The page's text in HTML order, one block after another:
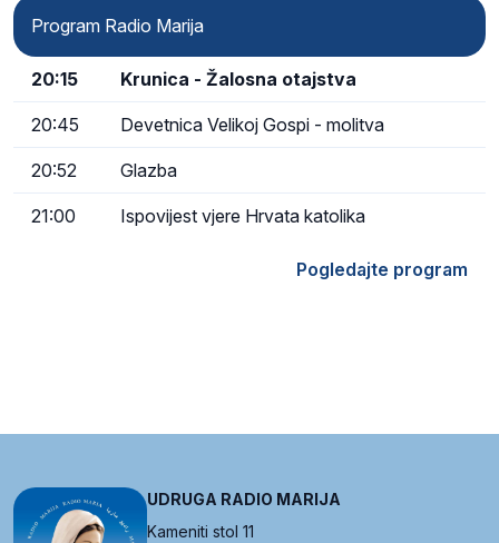
Program Radio Marija
20:15 Krunica - Žalosna otajstva
20:45 Devetnica Velikoj Gospi - molitva
20:52 Glazba
21:00 Ispovijest vjere Hrvata katolika
Pogledajte program
UDRUGA RADIO MARIJA
Kameniti stol 11